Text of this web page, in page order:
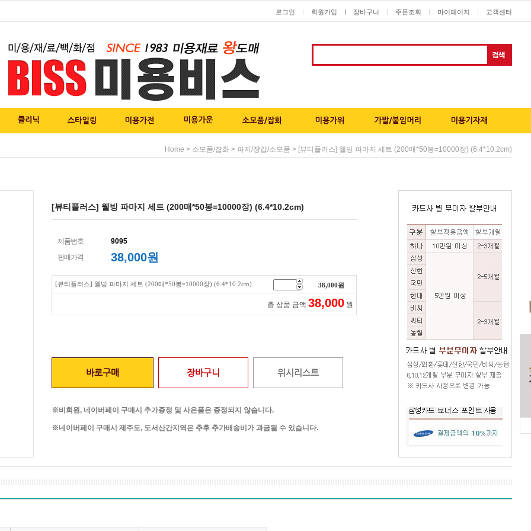
로그인 회원가입 ㅣ 장바구니 주문조회 마이페이지 고객센터
Home > 소모품/잡화> 파지/장갑/소모품 > [뷰티플러스] 웰빙 파마지 세트 (200매*50봉=10000장) (6.4*10.2cm)
[뷰티플러스] 웰빙 파마지 세트 (200매*50봉=10000장) (6.4*10.2cm)
제품번호
9095
판매가격
38,000원
[뷰티플러스] 웰빙 파마지 세트 (200매*50봉=10000장) (6.4*10.2cm) 38,000원
총 상품 금액 38,000 원
바로구매 장바구니 위시리스트
※비회원, 네이버페이 구매시 추가증정 및 사은품은 증정되지 않습니다.
※네이버페이 구매시 제주도, 도서산간지역은 추후 추가배송비가 과금될 수 있습니다.